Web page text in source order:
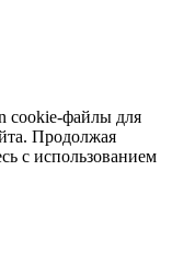
cookie-файлы для
Продолжая
с использованием